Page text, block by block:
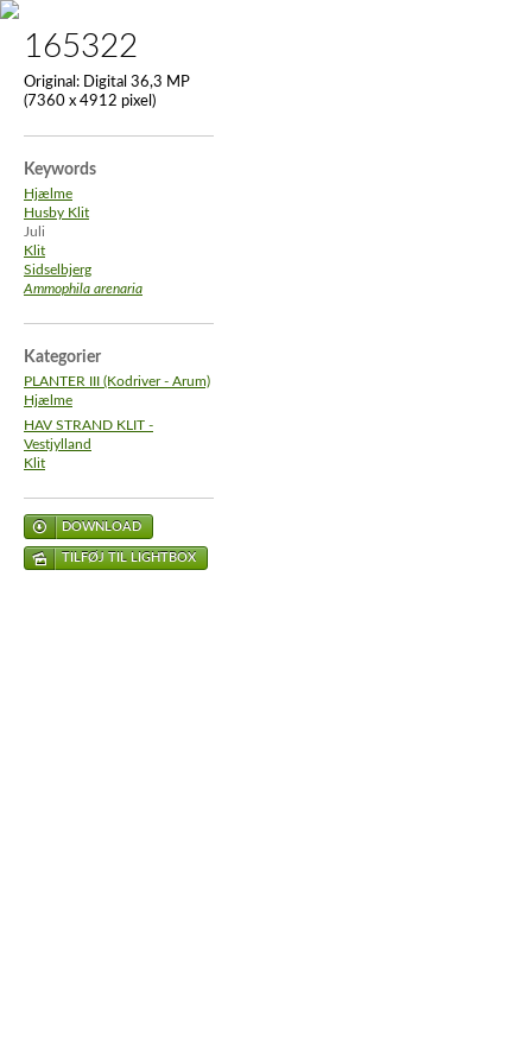
165322
Original: Digital 36,3 MP
(7360 x 4912 pixel)
Keywords
Hjælme
Husby Klit
Juli
Klit
Sidselbjerg
Ammophila arenaria
Kategorier
PLANTER III (Kodriver - Arum)
Hjælme
HAV STRAND KLIT -
Vestjylland
Klit
DOWNLOAD
TILFØJ TIL LIGHTBOX